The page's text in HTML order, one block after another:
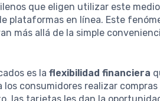
que eligen utilizar este
plataformas en línea. Este
más allá de la simple
es laflexibilidad financiera
consumidores realizar
las tarjetas les dan la